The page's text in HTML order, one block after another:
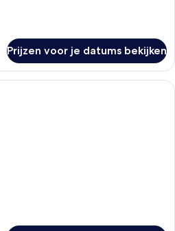
Prijzen voor je datums bekijken
Een hotelkamer met een groot bed,